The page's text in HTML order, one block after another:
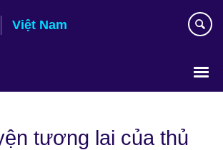
Việt Nam
tương lai của thủ